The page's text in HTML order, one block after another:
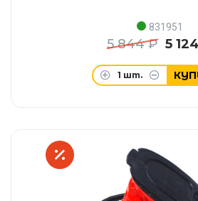
831951
5 844 ₽ 5
1 шт.